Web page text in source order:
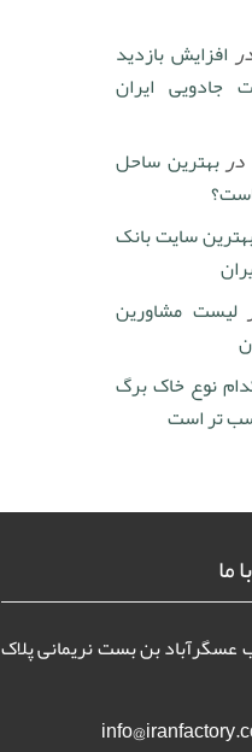
افزایش بازدید
جادویی ایران
دربهترین ساحل
سایت بانک
لیست مشاورین
نوع خاک برگ
تر است
ما
عسگرآباد بن بست نریمانی پلاک